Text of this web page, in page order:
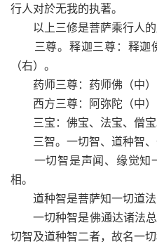
行人对於无我的执著。
以上三修是菩萨乘行人的
三尊。释迦三尊：释迦
（右）。
药师三尊：药师佛（中）
西方三尊：阿弥陀（中）
三宝：佛宝、法宝、僧宝
三智。一切智、道种智、
一切智是声闻、缘觉知
相。
道种智是菩萨知一切道法
一切种智是佛通达诸法总
切智及道种智二者，故名一切